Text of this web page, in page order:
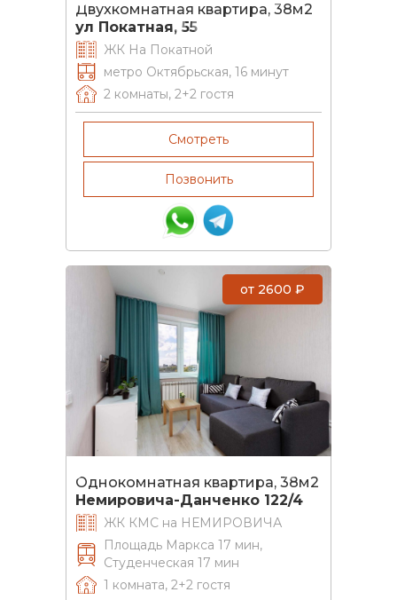
Двухкомнатная квартира, 38м2
ул Покатная, 55
ЖК На Покатной
метро Октябрьская, 16 минут
2 комнаты, 2+2 гостя
Смотреть
Позвонить
от 2600 ₽
Однокомнатная квартира, 38м2
Немировича-Данченко 122/4
ЖК КМС на НЕМИРОВИЧА
Площадь Маркса 17 мин,
Студенческая 17 мин
1 комната, 2+2 гостя